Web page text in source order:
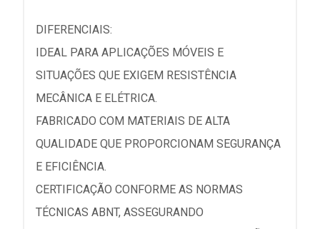
DIFERENCIAIS:
IDEAL PARA APLICAÇÕES MÓVEIS E
SITUAÇÕES QUE EXIGEM RESISTÊNCIA
MECÂNICA E ELÉTRICA.
FABRICADO COM MATERIAIS DE ALTA
QUALIDADE QUE PROPORCIONAM SEGURANÇA
E EFICIÊNCIA.
CERTIFICAÇÃO CONFORME AS NORMAS
TÉCNICAS ABNT, ASSEGURANDO